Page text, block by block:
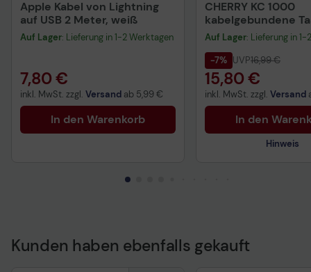
Apple Kabel von Lightning
auf USB 2 Meter, weiß
Auf Lager: Lieferung in 1-2 Werktagen
7,80 €
inkl. MwSt. zzgl. Versand ab 5,99 €
In den Warenkorb
CHERRY KC 1000
kabelgebundene
QWERTZ DE -
Auf Lager: Lieferung in
-7% UVP16,99 €
15,80 €
inkl. MwSt. zzgl. Versand
In den
Hinweis
Technisches
Kunden haben ebenfalls gekauft